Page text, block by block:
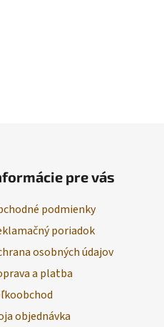
pre vás
podmienky
poriadok
osobných údajov
a platba
objednávka